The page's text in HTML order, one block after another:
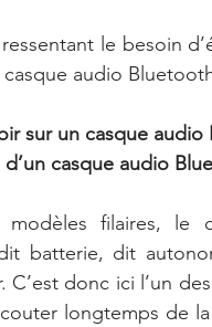
le besoin
audio
sur un casque
casque audio
modèles filaires, le
batterie, dit
C’est donc ici l’un
longtemps de